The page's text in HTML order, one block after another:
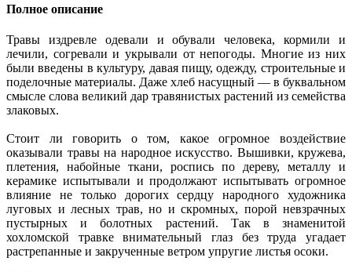
Полное описание
Травы издревле одевали и обували человека, кормили и
лечили, согревали и укрывали от непогоды. Многие из них
были введены в культуру, давая пищу, одежду, строительные и
поделочные материалы. Даже хлеб насущный — в буквальном
смысле слова великий дар травянистых растений из семейства
злаковых.
Стоит ли говорить о том, какое огромное воздействие
оказывали травы на народное искусство. Вышивки, кружева,
плетения, набойные ткани, роспись по дереву, металлу и
керамике испытывали и продолжают испытывать огромное
влияние не только дорогих сердцу народного художника
луговых и лесных трав, но и скромных, порой невзрачных
пустырных и болотных растений. Так в знаменитой
хохломской травке внимательный глаз без труда угадает
растрепанные и закрученные ветром упругие листья осоки.